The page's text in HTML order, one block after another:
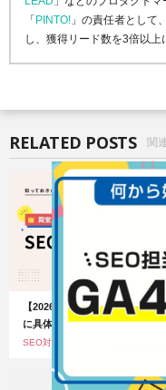
「PINTO! 」の責任者として
し、獲得リード数を3倍以上
RELATED POSTS 関
【2026年版】SEOとは？初心
に具体例や事例を紹介
SEO対策